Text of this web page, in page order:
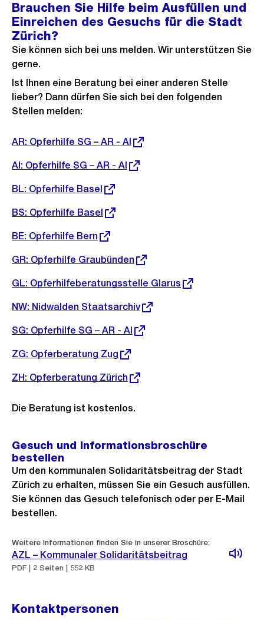
Brauchen Sie Hilfe beim Ausfüllen und
Einreichen des Gesuchs für die Stadt
Zürich?
Sie können sich bei uns melden. Wir unterstützen Sie
gerne.
Ist Ihnen eine Beratung bei einer anderen Stelle
lieber? Dann dürfen Sie sich bei den folgenden
Stellen melden:
Externer
AR: Opferhilfe SG – AR - AI
Externer
AI: Opferhilfe SG – AR - AI
Externer
BL: Opferhilfe Basel
Externer
BS: Opferhilfe Basel
Externer
BE: Opferhilfe Bern
Externer
GR: Opferhilfe Graubünden
Externer
GL: Opferhilfeberatungsstelle Glarus
Externer
NW: Nidwalden Staatsarchiv
Externer
SG: Opferhilfe SG – AR - AI
Externer
ZG: Opferberatung Zug
Externer
ZH: Opferberatung Zürich
Die Beratung ist kostenlos.
Gesuch und Informationsbroschüre
bestellen
Um den kommunalen Solidaritätsbeitrag der Stadt
Zürich zu erhalten, müssen Sie ein Gesuch ausfüllen.
Sie können das Gesuch telefonisch oder per E-Mail
bestellen.
Weitere Informationen finden Sie in unserer Broschüre:
AZL – Kommunaler Solidaritätsbeitrag
PDF | 2 Seiten | 552 KB
Kontaktpersonen